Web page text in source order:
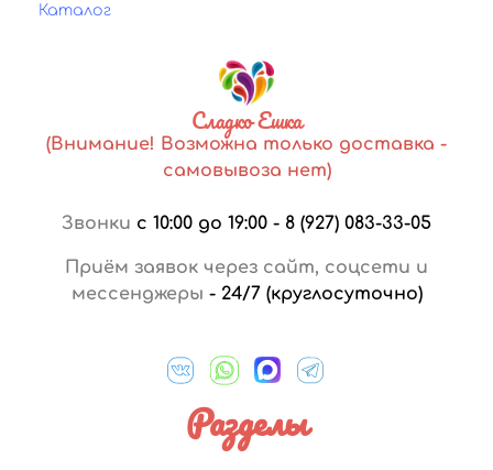
Каталог
Сладко Ешка
(Внимание! Возможна только доставка -
самовывоза нет)
Звонки с 10:00 до 19:00 - 8 (927) 083-33-05
Приём заявок через сайт, соцсети и
мессенджеры - 24/7 (круглосуточно)
Разделы